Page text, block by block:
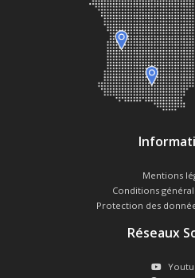
Mentions
Conditions
Protection des
Réseaux